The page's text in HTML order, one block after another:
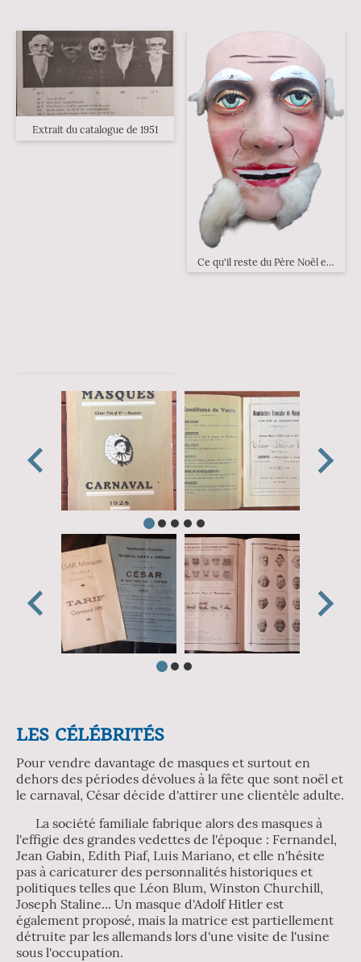
Extrait du catalogue de 1951
Ce qu'il reste du Père Noël en 2025
LES CÉLÉBRITÉS
Pour vendre davantage de masques et surtout en
dehors des périodes dévolues à la fête que sont noël et
le carnaval, César décide d'attirer une clientèle adulte.
La société familiale fabrique alors des masques à
l'effigie des grandes vedettes de l'époque : Fernandel,
Jean Gabin, Edith Piaf, Luis Mariano, et elle n'hésite
pas à caricaturer des personnalités historiques et
politiques telles que Léon Blum, Winston Churchill,
Joseph Staline... Un masque d'Adolf Hitler est
également proposé, mais la matrice est partiellement
détruite par les allemands lors d'une visite de l'usine
sous l'occupation.